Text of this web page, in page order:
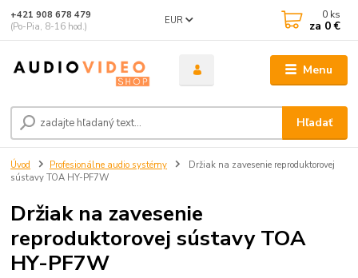
Menu
EUR
Hľadať
+421 908 678 479
(Po-Pia, 8-16 hod.)
0 ks
za 0 €
Úvod Profesionálne audio systémy
Držiak na zavesenie reproduktorovej
sústavy TOA HY-PF7W
Držiak na zavesenie
reproduktorovej sústavy TOA
HY-PF7W